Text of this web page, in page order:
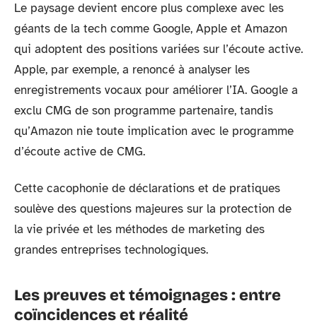
Le paysage devient encore plus complexe avec les
géants de la tech comme Google, Apple et Amazon
qui adoptent des positions variées sur l’écoute active.
Apple, par exemple, a renoncé à analyser les
enregistrements vocaux pour améliorer l’IA. Google a
exclu CMG de son programme partenaire, tandis
qu’Amazon nie toute implication avec le programme
d’écoute active de CMG.
Cette cacophonie de déclarations et de pratiques
soulève des questions majeures sur la protection de
la vie privée et les méthodes de marketing des
grandes entreprises technologiques.
Les preuves et témoignages : entre
coïncidences et réalité